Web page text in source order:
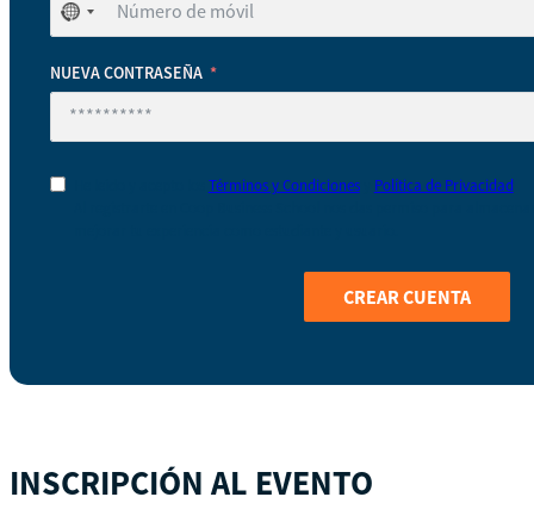
No
se
ha
seleccionado
ningún
país
NUEVA CONTRASEÑA
Términos y Condicionesy Política de Privacidad
CREAR CUENTA
INSCRIPCIÓN AL EVENTO